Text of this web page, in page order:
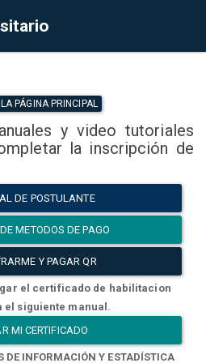
PÁGINA PRINCIPAL
y video tutoriales
la inscripción de
DE POSTULANTE
METODOS DE PAGO
Y PAGAR QR
el certificado de habilitacion
el siguiente manual.
MI CERTIFICADO
INFORMACIÓN Y ESTADÍSTICA